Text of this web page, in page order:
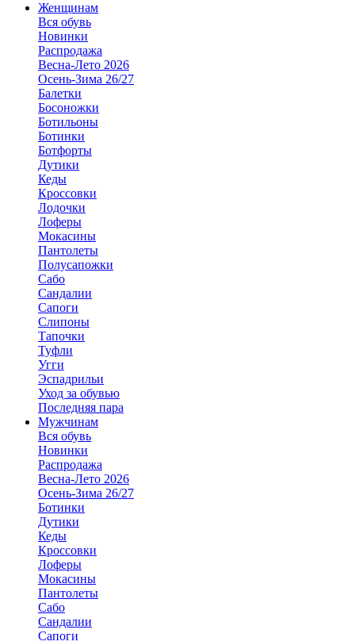
Женщинам
Вся обувь
Новинки
Распродажа
Весна-Лето 2026
Осень-Зима 26/27
Балетки
Босоножки
Ботильоны
Ботинки
Ботфорты
Дутики
Кеды
Кроссовки
Лодочки
Лоферы
Мокасины
Пантолеты
Полусапожки
Сабо
Сандалии
Сапоги
Слипоны
Тапочки
Туфли
Угги
Эспадрильи
Уход за обувью
Последняя пара
Мужчинам
Вся обувь
Новинки
Распродажа
Весна-Лето 2026
Осень-Зима 26/27
Ботинки
Дутики
Кеды
Кроссовки
Лоферы
Мокасины
Пантолеты
Сабо
Сандалии
Сапоги